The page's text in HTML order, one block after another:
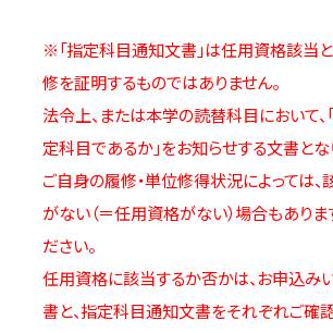
※「指定科目通知文書」は任用資格該当
修を証明するものではありません。
法令上、または本学の読替科目において、
定科目であるか」をお知らせする文書とな
ご自身の履修・単位修得状況によっては
がない（＝任用資格がない）場合もありま
ださい。
任用資格に該当するか否かは、お申込み
書と、指定科目通知文書をそれぞれご確認